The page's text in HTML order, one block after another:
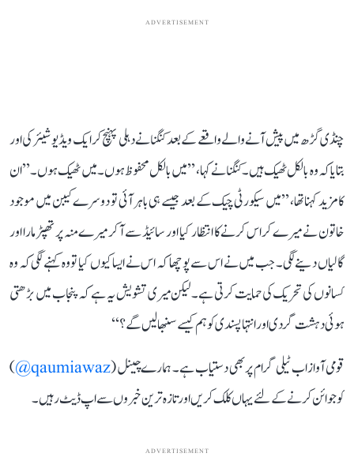
ADVERTISEMENT
چنڈی گڑھ میں پیش آنے والے واقعے کے بعد کنگنا نے دہلی پہنچ کر ایک ویڈیو شیئر کی اور
بتایا کہ وہ بالکل ٹھیک ہیں۔ کنگنا نے کہا، ’’میں بالکل محفوظ ہوں۔ میں ٹھیک ہوں۔’’ ان
کا مزید کہنا تھا، ’’میں سیکورٹی چیک کے بعد جیسے ہی باہر آئی تو دوسرے کیبن میں موجود
خاتون نے میرے کراس کرنے کا انتظار کیا اور سائیڈ سے آ کر میرے منہ پر تھپڑ مارا اور
گالیاں دینے لگی۔ جب میں نے اس سے پوچھا کہ اس نے ایسا کیوں کیا تو وہ کہنے لگی کہ وہ
کسانوں کی تحریک کی حمایت کرتی ہے۔ لیکن میری تشویش یہ ہے کہ پنجاب میں بڑھتی
ہوئی دہشت گردی اور انتہا پسندی کو ہم کیسے سنبھالیں گے؟‘‘
قومی آواز اب ٹیلی گرام پر بھی دستیاب ہے۔ ہمارے چینل (qaumiawaz@
)
کو جوائن کرنے کے لئے یہاں کلک کریں اور تازہ ترین خبروں سے اپ ڈیٹ رہیں۔
ADVERTISEMENT